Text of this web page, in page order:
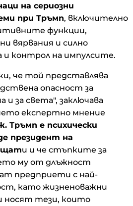
на сериозни
при Тръмп, включително
функции,
вярвания и силно
и контрол на импулсите.
че той представлява
опасност за
за света", заключава
експертно мнение
Тръмп е психически
президент на
щати и че стъпките за
му от длъжност
предприети с най-
като жизненоважни
носят тези, които